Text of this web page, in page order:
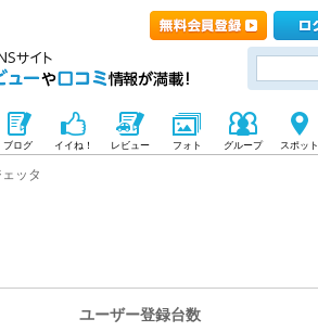
ブログ イイね！ レビュー フォト グループ スポット
ェッタ
ユーザー登録台数